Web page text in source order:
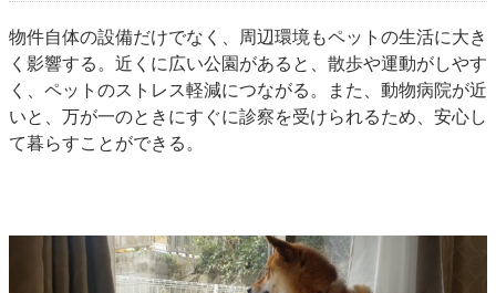
物件自体の設備だけでなく、周辺環境もペットの生活に大き
く影響する。近くに広い公園があると、散歩や運動がしやす
く、ペットのストレス軽減につながる。また、動物病院が近
いと、万が一のときにすぐに診察を受けられるため、安心し
て暮らすことができる。